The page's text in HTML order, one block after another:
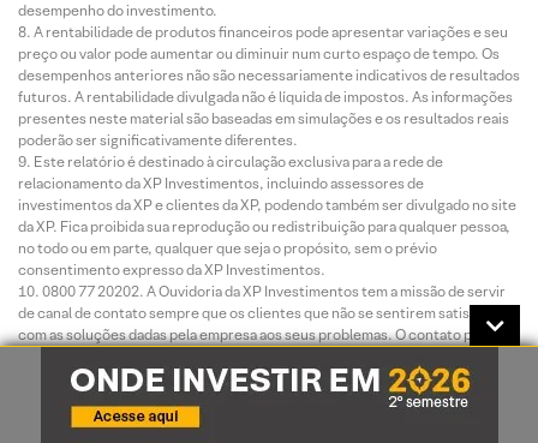
desempenho do investimento.
A rentabilidade de produtos financeiros pode apresentar variações e seu
preço ou valor pode aumentar ou diminuir num curto espaço de tempo. Os
desempenhos anteriores não são necessariamente indicativos de resultados
futuros. A rentabilidade divulgada não é líquida de impostos. As informações
presentes neste material são baseadas em simulações e os resultados reais
poderão ser significativamente diferentes.
Este relatório é destinado à circulação exclusiva para a rede de
relacionamento da XP Investimentos, incluindo assessores de
investimentos da XP e clientes da XP, podendo também ser divulgado no site
da XP. Fica proibida sua reprodução ou redistribuição para qualquer pessoa,
no todo ou em parte, qualquer que seja o propósito, sem o prévio
consentimento expresso da XP Investimentos.
0800 77 20202. A Ouvidoria da XP Investimentos tem a missão de servir
de canal de contato sempre que os clientes que não se sentirem satisfeitos
com as soluções dadas pela empresa aos seus problemas. O contato pode
O custo da operação e a política de cobrança estão definidos nas tabelas
de custos operacionais disponibilizadas no site da XP Investimentos:
www.xpi.com.br.